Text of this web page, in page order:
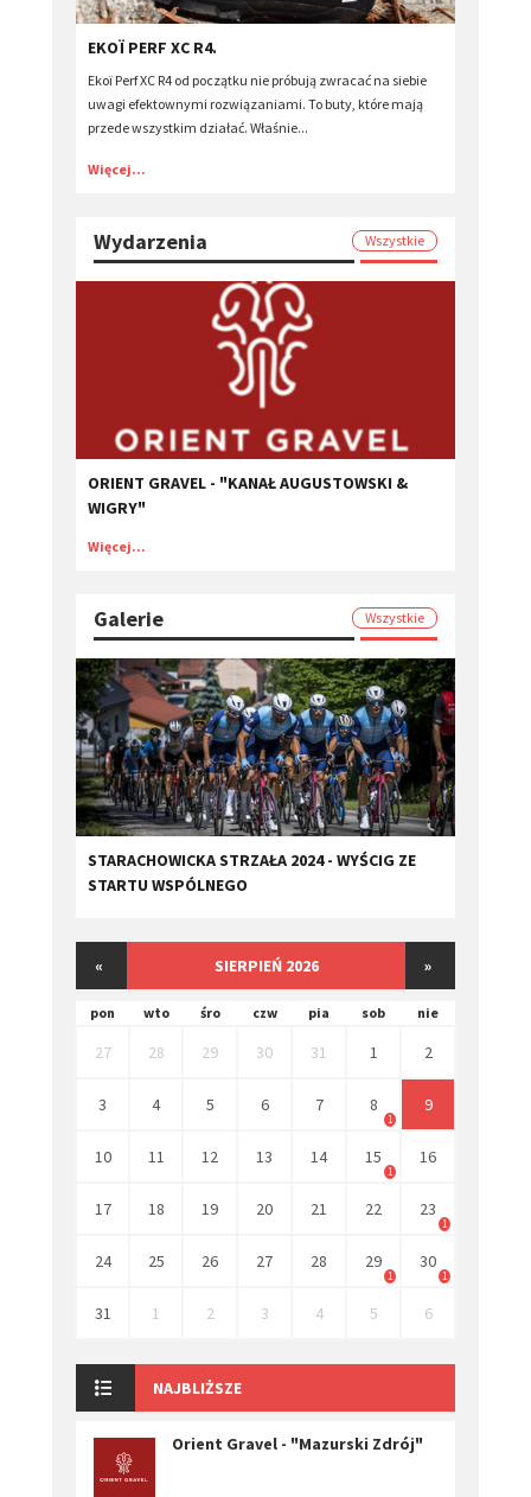
EKOÏ PERF XC R4.
Ekoï Perf XC R4 od początku nie próbują zwracać na siebie
uwagi efektownymi rozwiązaniami. To buty, które mają
przede wszystkim działać. Właśnie...
Więcej...
Wydarzenia Wszystkie
ORIENT GRAVEL - "KANAŁ AUGUSTOWSKI &
WIGRY"
Więcej...
Galerie Wszystkie
STARACHOWICKA STRZAŁA 2024 - WYŚCIG ZE
STARTU WSPÓLNEGO
« SIERPIEŃ 2026 »
pon wto śro czw pia sob nie
27 28 29 30 31 1 2
3 4 5 6 7 8
1
9
10 11 12 13 14 15
1
16
17 18 19 20 21 22 23
1
24 25 26 27 28 29
1
30
1
31 1 2 3 4 5 6
NAJBLIŻSZE
Orient Gravel - "Mazurski Zdrój"